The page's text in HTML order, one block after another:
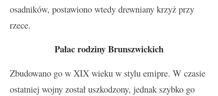
osadników, postawiono wtedy drewniany krzyż przy
rzece.
Pałac rodziny Brunszwickich
Zbudowano go w XIX wieku w stylu emipre. W czasie
ostatniej wojny został uszkodzony, jednak szybko go